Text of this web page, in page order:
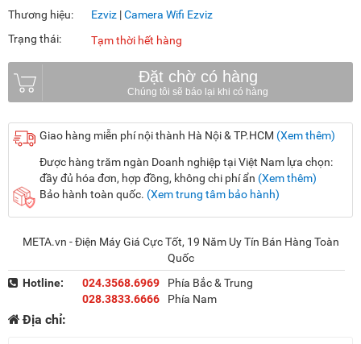
Thương hiệu:
Ezviz |Camera Wifi Ezviz
Trạng thái:
Tạm thời hết hàng
Đặt chờ có hàng
Giao hàng miễn phí nội thành Hà Nội & TP.HCM (Xem thêm)
Được hàng trăm ngàn Doanh nghiệp tại Việt Nam lựa chọn:
đầy đủ hóa đơn, hợp đồng, không chi phí ẩn (Xem thêm)
Bảo hành toàn quốc. (Xem trung tâm bảo hành)
META.vn - Điện Máy Giá Cực Tốt, 19 Năm Uy Tín Bán Hàng Toàn
Quốc
Hotline:
024.3568.6969
Phía Bắc & Trung
028.3833.6666
Phía Nam
Địa chỉ: